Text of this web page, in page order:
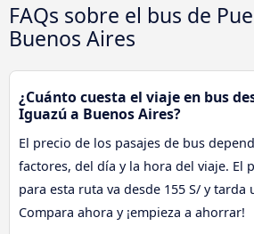
FAQs sobre el bus de
Buenos Aires
¿Cuánto cuesta el viaje en bus
Iguazú a Buenos Aires?
El precio de los pasajes de bus
factores, del día y la hora del viaje. El
para esta ruta va desde 155 S/ y tarda
Compara ahora y ¡empieza a ahorrar!